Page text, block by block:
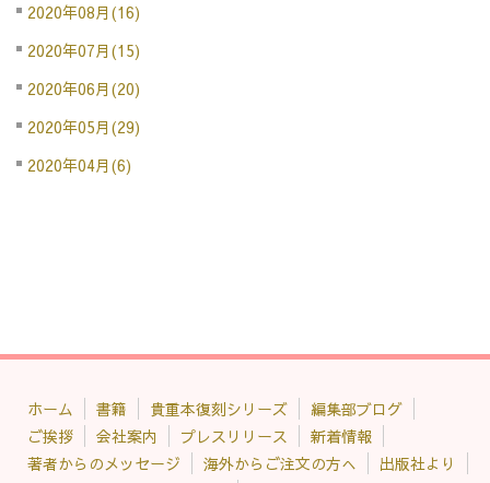
2020年08月(16)
2020年07月(15)
2020年06月(20)
2020年05月(29)
2020年04月(6)
ホーム 書籍 貴重本復刻シリーズ
編集部ブログ
ご挨拶
会社案内 プレスリリース
新着情報
著者からのメッセージ
海外からご注文の方へ
出版社より